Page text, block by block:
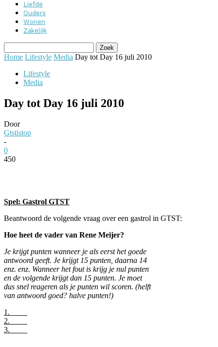
Liefde
Ouders
Wonen
Zakelijk
Home Lifestyle Media Day tot Day 16 juli 2010
Lifestyle
Media
Day tot Day 16 juli 2010
Door
Gtstistop
-
0
450
Spel: Gastrol GTST
Beantwoord de volgende vraag over een gastrol in GTST:
Hoe heet de vader van Rene Meijer?
Je krijgt punten wanneer je als eerst het goede
antwoord geeft. Je krijgt 15 punten, daarna 14
enz. enz. Wanneer het fout is krijg je nul punten
en de volgende krijgt dan 15 punten. Je moet
dus snel reageren als je punten wil scoren. (helft
van antwoord goed? halve punten!)
1.
2.
3.